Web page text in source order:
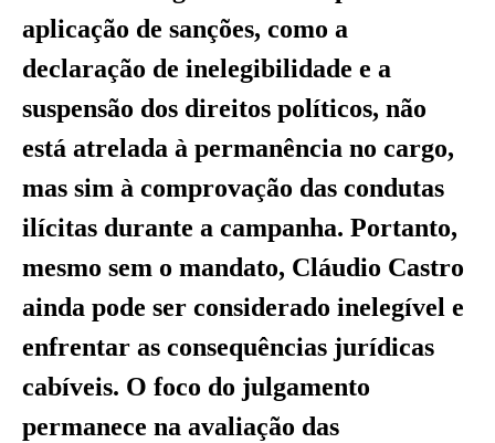
aplicação de sanções, como a
declaração de inelegibilidade e a
suspensão dos direitos políticos, não
está atrelada à permanência no cargo,
mas sim à comprovação das condutas
ilícitas durante a campanha. Portanto,
mesmo sem o mandato, Cláudio Castro
ainda pode ser considerado inelegível e
enfrentar as consequências jurídicas
cabíveis. O foco do julgamento
permanece na avaliação das